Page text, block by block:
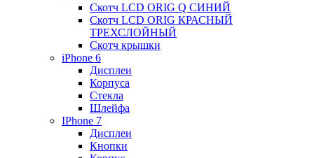
Скотч LCD ORIG Q СИНИЙ
Скотч LCD ORIG КРАСНЫЙ
ТРЕХСЛОЙНЫЙ
Скотч крышки
iPhone 6
Дисплеи
Корпуса
Стекла
Шлейфа
IPhone 7
Дисплеи
Кнопки